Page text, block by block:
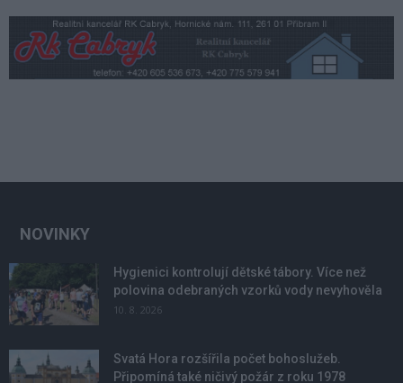
NOVINKY
Hygienici kontrolují dětské tábory. Více než
polovina odebraných vzorků vody nevyhověla
10. 8. 2026
Svatá Hora rozšířila počet bohoslužeb.
Připomíná také ničivý požár z roku 1978